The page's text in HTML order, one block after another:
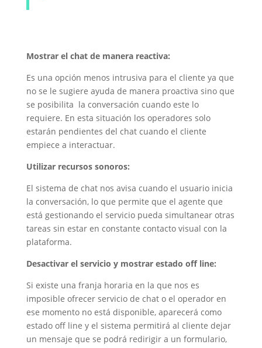
Mostrar el chat de manera reactiva:
Es una opción menos intrusiva para el cliente ya que
no se le sugiere ayuda de manera proactiva sino que
se posibilita la conversación cuando este lo
requiere. En esta situación los operadores solo
estarán pendientes del chat cuando el cliente
empiece a interactuar.
Utilizar recursos sonoros:
El sistema de chat nos avisa cuando el usuario inicia
la conversación, lo que permite que el agente que
está gestionando el servicio pueda simultanear otras
tareas sin estar en constante contacto visual con la
plataforma.
Desactivar el servicio y mostrar estado off line:
Si existe una franja horaria en la que nos es
imposible ofrecer servicio de chat o el operador en
ese momento no está disponible, aparecerá como
estado off line y el sistema permitirá al cliente dejar
un mensaje que se podrá redirigir a un formulario,